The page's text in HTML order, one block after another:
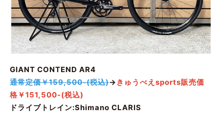
GIANT CONTEND AR4
通常定価￥159,500-(税込)→ きゅうべえsports販売価
格￥151,500-(税込)
ドライブトレイン:Shimano CLARIS